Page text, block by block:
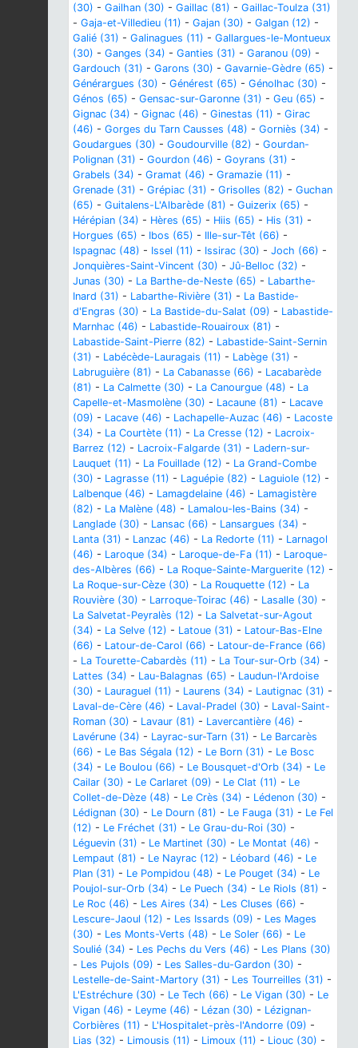
(30) - Gailhan (30) - Gaillac (81) - Gaillac-Toulza (31)
- Gaja-et-Villedieu (11) - Gajan (30) - Galgan (12) -
Galié (31) - Galinagues (11) - Gallargues-le-Montueux
(30) - Ganges (34) - Ganties (31) - Garanou (09) -
Gardouch (31) - Garons (30) - Gavarnie-Gèdre (65) -
Générargues (30) - Générest (65) - Génolhac (30) -
Génos (65) - Gensac-sur-Garonne (31) - Geu (65) -
Gignac (34) - Gignac (46) - Ginestas (11) - Girac
(46) - Gorges du Tarn Causses (48) - Gorniès (34) -
Goudargues (30) - Goudourville (82) - Gourdan-
Polignan (31) - Gourdon (46) - Goyrans (31) -
Grabels (34) - Gramat (46) - Gramazie (11) -
Grenade (31) - Grépiac (31) - Grisolles (82) - Guchan
(65) - Guitalens-L'Albarède (81) - Guizerix (65) -
Hérépian (34) - Hères (65) - Hiis (65) - His (31) -
Horgues (65) - Ibos (65) - Ille-sur-Têt (66) -
Ispagnac (48) - Issel (11) - Issirac (30) - Joch (66) -
Jonquières-Saint-Vincent (30) - Jû-Belloc (32) -
Junas (30) - La Barthe-de-Neste (65) - Labarthe-
Inard (31) - Labarthe-Rivière (31) - La Bastide-
d'Engras (30) - La Bastide-du-Salat (09) - Labastide-
Marnhac (46) - Labastide-Rouairoux (81) -
Labastide-Saint-Pierre (82) - Labastide-Saint-Sernin
(31) - Labécède-Lauragais (11) - Labège (31) -
Labruguière (81) - La Cabanasse (66) - Lacabarède
(81) - La Calmette (30) - La Canourgue (48) - La
Capelle-et-Masmolène (30) - Lacaune (81) - Lacave
(09) - Lacave (46) - Lachapelle-Auzac (46) - Lacoste
(34) - La Courtète (11) - La Cresse (12) - Lacroix-
Barrez (12) - Lacroix-Falgarde (31) - Ladern-sur-
Lauquet (11) - La Fouillade (12) - La Grand-Combe
(30) - Lagrasse (11) - Laguépie (82) - Laguiole (12) -
Lalbenque (46) - Lamagdelaine (46) - Lamagistère
(82) - La Malène (48) - Lamalou-les-Bains (34) -
Langlade (30) - Lansac (66) - Lansargues (34) -
Lanta (31) - Lanzac (46) - La Redorte (11) - Larnagol
(46) - Laroque (34) - Laroque-de-Fa (11) - Laroque-
des-Albères (66) - La Roque-Sainte-Marguerite (12) -
La Roque-sur-Cèze (30) - La Rouquette (12) - La
Rouvière (30) - Larroque-Toirac (46) - Lasalle (30) -
La Salvetat-Peyralès (12) - La Salvetat-sur-Agout
(34) - La Selve (12) - Latoue (31) - Latour-Bas-Elne
(66) - Latour-de-Carol (66) - Latour-de-France (66)
- La Tourette-Cabardès (11) - La Tour-sur-Orb (34) -
Lattes (34) - Lau-Balagnas (65) - Laudun-l'Ardoise
(30) - Lauraguel (11) - Laurens (34) - Lautignac (31) -
Laval-de-Cère (46) - Laval-Pradel (30) - Laval-Saint-
Roman (30) - Lavaur (81) - Lavercantière (46) -
Lavérune (34) - Layrac-sur-Tarn (31) - Le Barcarès
(66) - Le Bas Ségala (12) - Le Born (31) - Le Bosc
(34) - Le Boulou (66) - Le Bousquet-d'Orb (34) - Le
Cailar (30) - Le Carlaret (09) - Le Clat (11) - Le
Collet-de-Dèze (48) - Le Crès (34) - Lédenon (30) -
Lédignan (30) - Le Dourn (81) - Le Fauga (31) - Le Fel
(12) - Le Fréchet (31) - Le Grau-du-Roi (30) -
Léguevin (31) - Le Martinet (30) - Le Montat (46) -
Lempaut (81) - Le Nayrac (12) - Léobard (46) - Le
Plan (31) - Le Pompidou (48) - Le Pouget (34) - Le
Poujol-sur-Orb (34) - Le Puech (34) - Le Riols (81) -
Le Roc (46) - Les Aires (34) - Les Cluses (66) -
Lescure-Jaoul (12) - Les Issards (09) - Les Mages
(30) - Les Monts-Verts (48) - Le Soler (66) - Le
Soulié (34) - Les Pechs du Vers (46) - Les Plans (30)
- Les Pujols (09) - Les Salles-du-Gardon (30) -
Lestelle-de-Saint-Martory (31) - Les Tourreilles (31) -
L'Estréchure (30) - Le Tech (66) - Le Vigan (30) - Le
Vigan (46) - Leyme (46) - Lézan (30) - Lézignan-
Corbières (11) - L'Hospitalet-près-l'Andorre (09) -
Lias (32) - Limousis (11) - Limoux (11) - Liouc (30) -